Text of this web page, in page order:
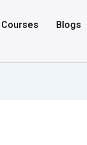
Courses Blogs